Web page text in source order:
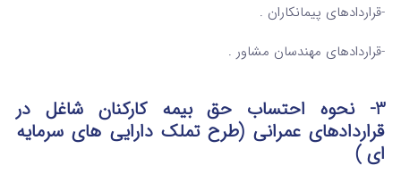
-قراردادهای پیمانکاران .
-قراردادهای مهندسان مشاور .
3-
نحوه احتساب حق بیمه کارکنان شاغل در
قراردادهای عمرانی (طرح تملک دارایی های سرمایه
ای )